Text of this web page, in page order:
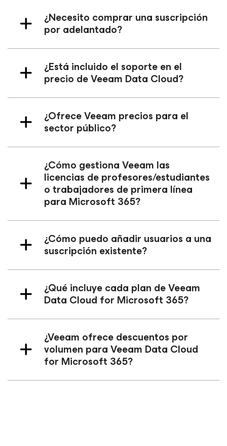
¿Necesito comprar una suscripción
por adelantado?
¿Está incluido el soporte en el
precio de Veeam Data Cloud?
¿Ofrece Veeam precios para el
sector público?
¿Cómo gestiona Veeam las
licencias de profesores/estudiantes
o trabajadores deprimera línea
para Microsoft 365?
¿Cómo puedo añadir usuarios a una
suscripción existente?
¿Qué incluye cada plan de Veeam
Data Cloud for Microsoft 365?
¿Veeam ofrece descuentos por
volumen para Veeam Data Cloud
for Microsoft 365?